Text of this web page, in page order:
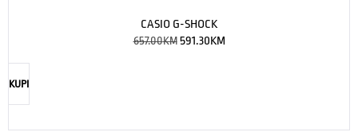
CASIO G-SHOCK
657.00KM 591.30KM
KUPI